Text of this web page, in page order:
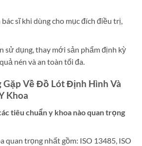
sĩ khi dùng cho mục đích điều trị,
sử dụng, thay mới sản phẩm định kỳ
nén và an toàn tối đa.
Về Đồ Lót Định Hình Và
Khoa
tiêu chuẩn y khoa nào quan trọng
quan trọng nhất gồm: ISO 13485, ISO